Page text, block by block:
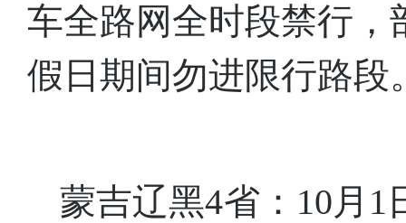
车全路网全时段禁行，
假日期间勿进限行路段
蒙吉辽黑4省：10月1